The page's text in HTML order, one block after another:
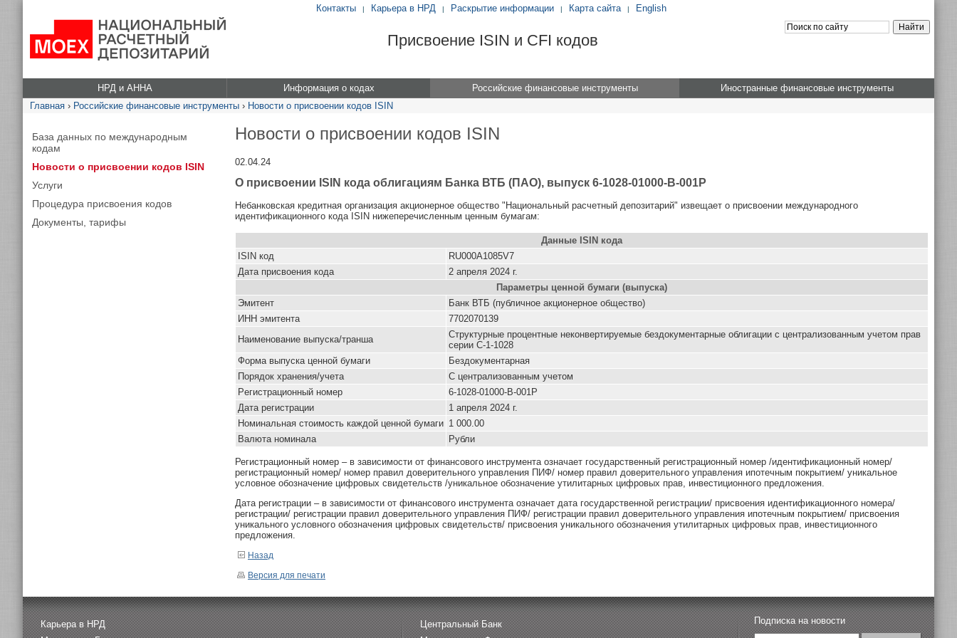
Контакты | Карьера в НРД | Раскрытие информации | Карта сайта | English
Присвоение ISIN и CFI кодов
НРД и АННА Информация о кодах Российские финансовые инструменты
Иностранные финансовые инструменты
Главная › Российские финансовые инструменты › Новости о присвоении кодов ISIN
База данных по международным
кодам
Новости о присвоении кодов ISIN
Услуги
Процедура присвоения кодов
Документы, тарифы
Новости о присвоении кодов ISIN
02.04.24
О присвоении ISIN кода облигациям Банка ВТБ (ПАО), выпуск 6-1028-01000-B-001P
Небанковская кредитная организация акционерное общество "Национальный расчетный депозитарий" извещает о присвоении международного
идентификационного кода ISIN нижеперечисленным ценным бумагам:
Данные ISIN кода
ISIN код
RU000A1085V7
Дата присвоения кода
2 апреля 2024 г.
Параметры ценной бумаги (выпуска)
Эмитент
Банк ВТБ (публичное акционерное общество)
ИНН эмитента
7702070139
Наименование выпуска/транша
Cтруктурные процентные неконвертируемые бездокументарные облигации с централизованным учетом прав
серии C-1-1028
Форма выпуска ценной бумаги
Бездокументарная
Порядок хранения/учета
С централизованным учетом
Pегистрационный номер
6-1028-01000-B-001P
Дата регистрации
1 апреля 2024 г.
Номинальная стоимость каждой ценной бумаги 1 000.00
Валюта номинала
Рубли
Регистрационный номер – в зависимости от финансового инструмента означает государственный регистрационный номер /идентификационный номер/
регистрационный номер/ номер правил доверительного управления ПИФ/ номер правил доверительного управления ипотечным покрытием/ уникальное
условное обозначение цифровых свидетельств /уникальное обозначение утилитарных цифровых прав, инвестиционного предложения.
Дата регистрации – в зависимости от финансового инструмента означает дата государственной регистрации/ присвоения идентификационного номера/
регистрации/ регистрации правил доверительного управления ПИФ/ регистрации правил доверительного управления ипотечным покрытием/ присвоения
уникального условного обозначения цифровых свидетельств/ присвоения уникального обозначения утилитарных цифровых прав, инвестиционного
предложения.
Назад
Версия для печати
Карьера в НРД
Центральный Банк
Подписка на новости